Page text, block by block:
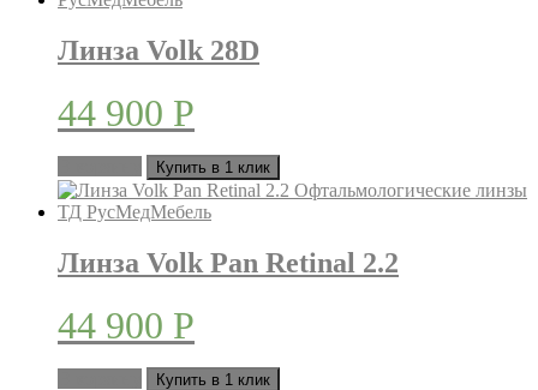
Линза Volk 28D
44 900 Р
Купить в 1 клик
Линза Volk Pan Retinal 2.2
44 900 Р
Купить в 1 клик